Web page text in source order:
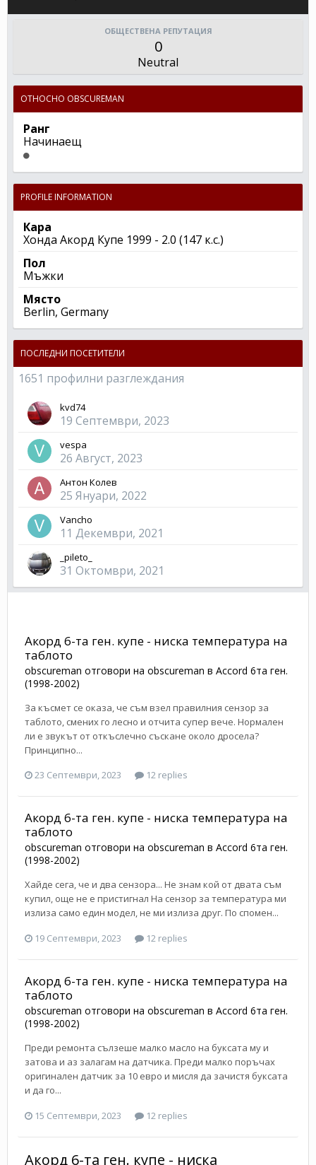
ОБЩЕСТВЕНА РЕПУТАЦИЯ
0
Neutral
ОТНОСНО OBSCUREMAN
Ранг
Начинаещ
PROFILE INFORMATION
Кара
Хонда Акорд Купе 1999 - 2.0 (147 к.с.)
Пол
Мъжки
Място
Berlin, Germany
ПОСЛЕДНИ ПОСЕТИТЕЛИ
1651 профилни разглеждания
kvd74
19 Септември, 2023
vespa
26 Август, 2023
Антон Колев
25 Януари, 2022
Vancho
11 Декември, 2021
_pileto_
31 Октомври, 2021
Акорд 6-та ген. купе - ниска температура на
таблото
obscureman отговори на obscureman в Accord 6та ген.
(1998-2002)
За късмет се оказа, че съм взел правилния сензор за
таблото, смених го лесно и отчита супер вече. Нормален
ли е звукът от откъслечно съскане около дросела?
Принципно...
23 Септември, 2023
12 replies
Акорд 6-та ген. купе - ниска температура на
таблото
obscureman отговори на obscureman в Accord 6та ген.
(1998-2002)
Хайде сега, че и два сензора... Не знам кой от двата съм
купил, още не е пристигнал На сензор за температура ми
излиза само един модел, не ми излиза друг. По спомен...
19 Септември, 2023
12 replies
Акорд 6-та ген. купе - ниска температура на
таблото
obscureman отговори на obscureman в Accord 6та ген.
(1998-2002)
Преди ремонта сълзеше малко масло на буксата му и
затова и аз залагам на датчика. Преди малко поръчах
оригинален датчик за 10 евро и мисля да зачистя буксата
и да го...
15 Септември, 2023
12 replies
Акорд 6-та ген. купе - ниска